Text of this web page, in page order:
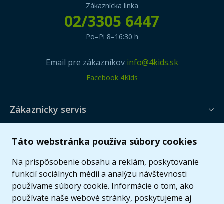
Táto webstránka používa súbory cookies
Na prispôsobenie obsahu a reklám, poskytovanie
funkcií sociálnych médií a analýzu návštevnosti
používame súbory cookie. Informácie o tom, ako
používate naše webové stránky, poskytujeme aj
Zákaznícka linka
02/3305 6447
Po–Pi 8–16:30 h
Email pre zákazníkov info@4kids.sk
Facebook 4Kids
Zákaznícky servis